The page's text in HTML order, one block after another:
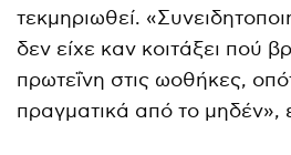
τεκμηριωθεί.
δεν είχε καν κοιτάξει πού
πρωτεΐνη στις ωοθήκες,
πραγματικά από το μηδέν»,